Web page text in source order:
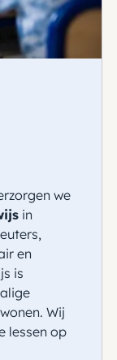
we
in
en
is
Wij
lessen op